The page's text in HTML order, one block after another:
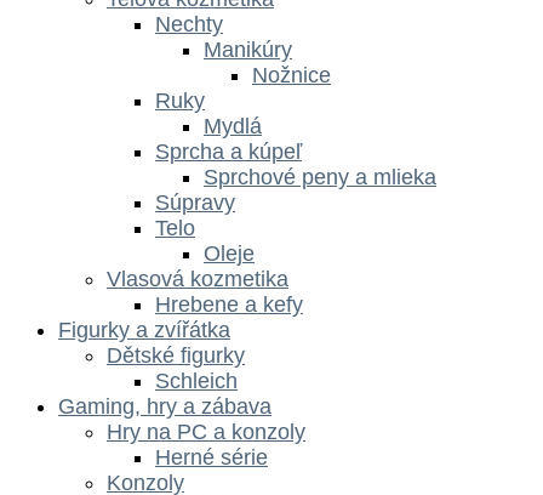
Nechty
Manikúry
Nožnice
Ruky
Mydlá
Sprcha a kúpeľ
Sprchové peny a mlieka
Súpravy
Telo
Oleje
Vlasová kozmetika
Hrebene a kefy
Figurky a zvířátka
Dětské figurky
Schleich
Gaming, hry a zábava
Hry na PC a konzoly
Herné série
Konzoly